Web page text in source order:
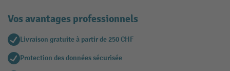
Vos avantages professionnels
Livraison gratuite à partir de 250 CHF
Protection des données sécurisée